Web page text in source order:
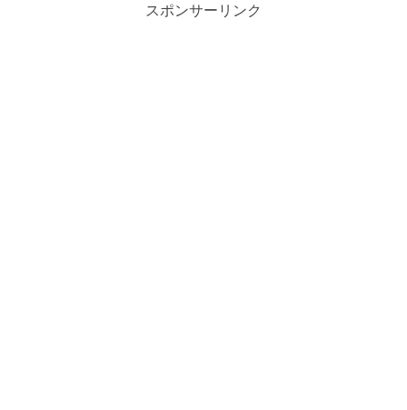
スポンサーリンク